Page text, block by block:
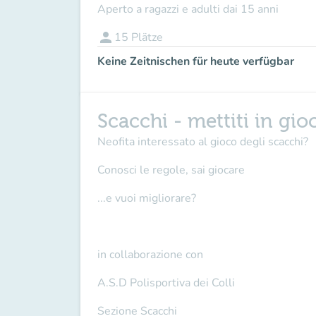
Aperto a ragazzi e adulti dai 15 anni
person 15 Plätze
Keine Zeitnischen für heute verfügbar
Scacchi - mettiti in
Neofita interessato al gioco degli scacchi?
Conosci le regole, sai giocare
...e vuoi migliorare?
in collaborazione con
A.S.D Polisportiva dei Colli
Sezione Scacchi